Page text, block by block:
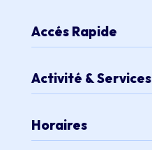
Accés Rapide
Activité & Services
Horaires